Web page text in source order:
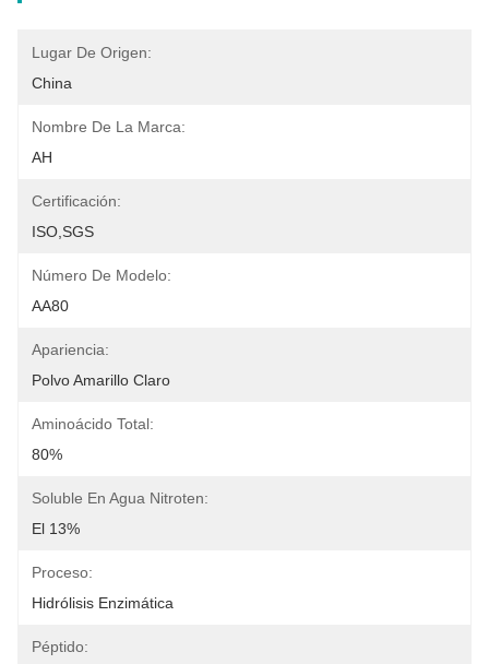
Lugar De Origen:
China
Nombre De La Marca:
AH
Certificación:
ISO,SGS
Número De Modelo:
AA80
Apariencia:
Polvo Amarillo Claro
Aminoácido Total:
80%
Soluble En Agua Nitroten:
El 13%
Proceso:
Hidrólisis Enzimática
Péptido: